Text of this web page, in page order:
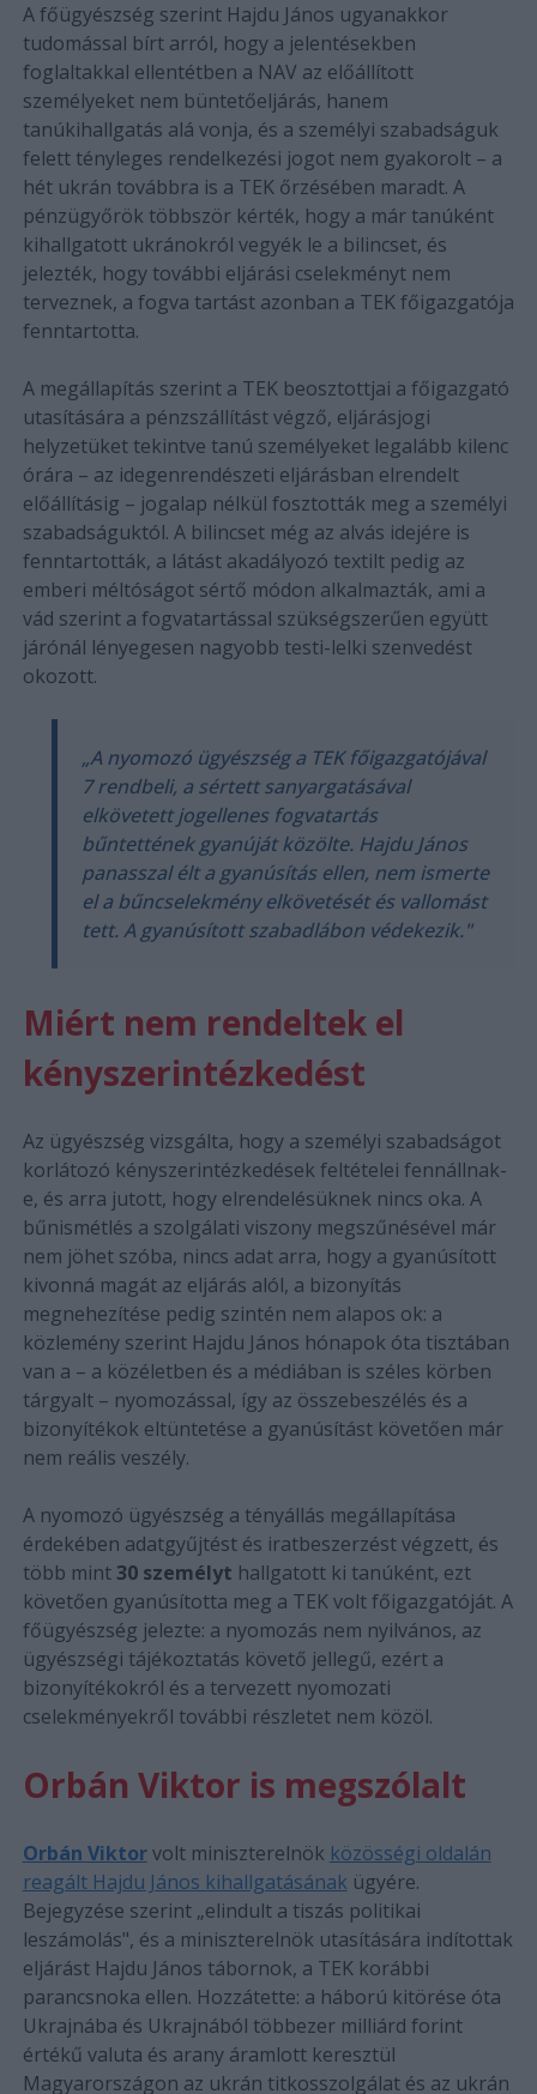
A főügyészség szerint Hajdu János ugyanakkor
tudomással bírt arról, hogy a jelentésekben
foglaltakkal ellentétben a NAV az előállított
személyeket nem büntetőeljárás, hanem
tanúkihallgatás alá vonja, és a személyi szabadságuk
felett tényleges rendelkezési jogot nem gyakorolt – a
hét ukrán továbbra is a TEK őrzésében maradt. A
pénzügyőrök többször kérték, hogy a már tanúként
kihallgatott ukránokról vegyék le a bilincset, és
jelezték, hogy további eljárási cselekményt nem
terveznek, a fogva tartást azonban a TEK főigazgatója
fenntartotta.
A megállapítás szerint a TEK beosztottjai a főigazgató
utasítására a pénzszállítást végző, eljárásjogi
helyzetüket tekintve tanú személyeket legalább kilenc
órára – az idegenrendészeti eljárásban elrendelt
előállításig – jogalap nélkül fosztották meg a személyi
szabadságuktól. A bilincset még az alvás idejére is
fenntartották, a látást akadályozó textilt pedig az
emberi méltóságot sértő módon alkalmazták, ami a
vád szerint a fogvatartással szükségszerűen együtt
járónál lényegesen nagyobb testi-lelki szenvedést
okozott.
„A nyomozó ügyészség a TEK főigazgatójával
7 rendbeli, a sértett sanyargatásával
elkövetett jogellenes fogvatartás
bűntettének gyanúját közölte. Hajdu János
panasszal élt a gyanúsítás ellen, nem ismerte
el a bűncselekmény elkövetését és vallomást
tett. A gyanúsított szabadlábon védekezik."
Miért nem rendeltek el
kényszerintézkedést
Az ügyészség vizsgálta, hogy a személyi szabadságot
korlátozó kényszerintézkedések feltételei fennállnak-
e, és arra jutott, hogy elrendelésüknek nincs oka. A
bűnismétlés a szolgálati viszony megszűnésével már
nem jöhet szóba, nincs adat arra, hogy a gyanúsított
kivonná magát az eljárás alól, a bizonyítás
megnehezítése pedig szintén nem alapos ok: a
közlemény szerint Hajdu János hónapok óta tisztában
van a – a közéletben és a médiában is széles körben
tárgyalt – nyomozással, így az összebeszélés és a
bizonyítékok eltüntetése a gyanúsítást követően már
nem reális veszély.
A nyomozó ügyészség a tényállás megállapítása
érdekében adatgyűjtést és iratbeszerzést végzett, és
több mint30 személyt hallgatott ki tanúként, ezt
követően gyanúsította meg a TEK volt főigazgatóját. A
főügyészség jelezte: a nyomozás nem nyilvános, az
ügyészségi tájékoztatás követő jellegű, ezért a
bizonyítékokról és a tervezett nyomozati
cselekményekről további részletet nem közöl.
Orbán Viktor is megszólalt
Orbán Viktorvolt miniszterelnök közösségi oldalán
reagált Hajdu János kihallgatásának ügyére.
Bejegyzése szerint „elindult a tiszás politikai
leszámolás", és a miniszterelnök utasítására indítottak
eljárást Hajdu János tábornok, a TEK korábbi
parancsnoka ellen. Hozzátette: a háború kitörése óta
Ukrajnába és Ukrajnából többezer milliárd forint
értékű valuta és arany áramlott keresztül
Magyarországon az ukrán titkosszolgálat és az ukrán